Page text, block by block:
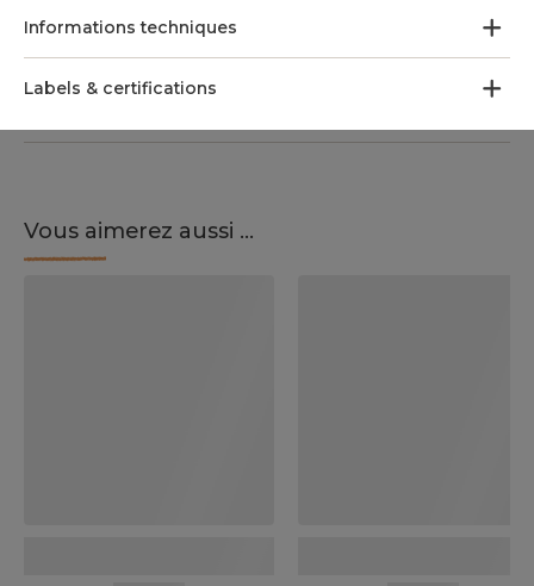
Informations techniques
Labels & certifications
Vous aimerez aussi ...